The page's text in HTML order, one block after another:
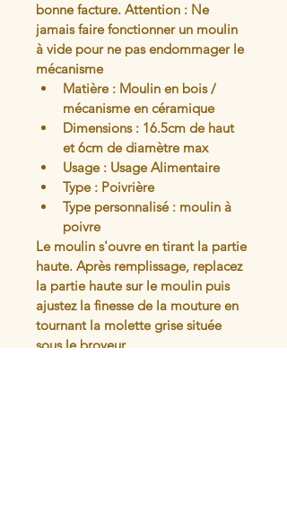
bonne facture. Attention : Ne
jamais faire fonctionner un moulin
à vide pour ne pas endommager le
mécanisme
Matière : Moulin en bois /
mécanisme en céramique
Dimensions : 16.5cm de haut
et 6cm de diamètre max
Usage : Usage Alimentaire
Type : Poivrière
Type personnalisé : moulin à
poivre
Le moulin s'ouvre en tirant la partie
haute. Après remplissage, replacez
la partie haute sur le moulin puis
ajustez la finesse de la mouture en
tournant la molette grise située
sous le broyeur.